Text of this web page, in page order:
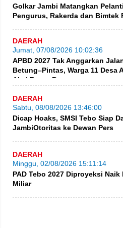
Golkar Jambi Matangkan
Pengurus, Rakerda dan Bimtek
DAERAH
Jumat, 07/08/2026 10:02:36
APBD 2027 Tak Anggarkan
Betung–Pintas, Warga 11 Desa
Aksi Besar-Besaran
DAERAH
Sabtu, 08/08/2026 13:46:00
Dicap Hoaks, SMSI Tebo Siap
JambiOtoritas ke Dewan Pers
DAERAH
Minggu, 02/08/2026 15:11:14
PAD Tebo 2027 Diproyeksi Naik
Miliar